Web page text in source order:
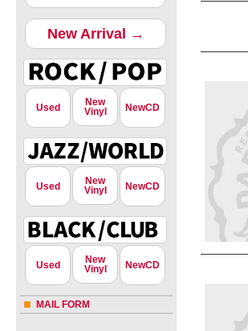
New Arrival →
Used
New
Vinyl
NewCD
Used
New
Vinyl
NewCD
Used
New
Vinyl
NewCD
MAIL FORM